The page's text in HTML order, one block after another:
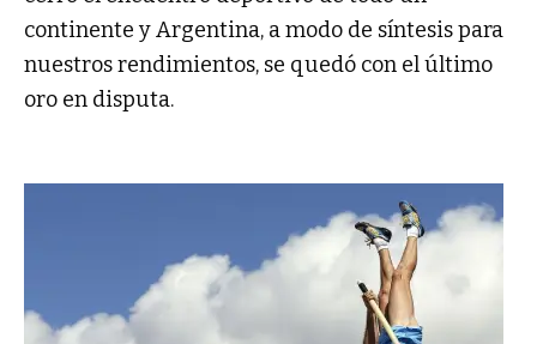
continente y Argentina, a modo de síntesis para
nuestros rendimientos, se quedó con el último
oro en disputa.